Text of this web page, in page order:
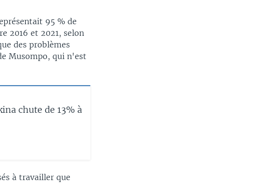
95 % de
2016 et 2021, selon
des problèmes
Musompo, qui n'est
chute de 13% à
à travailler que